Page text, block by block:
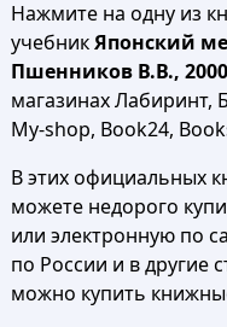
Нажмите на одну из
учебникЯпонский
Пшенников В.В., 2000
магазинах Лабиринт,
My-shop, Book24,
В этих официальных
можете недорого
или электронную по
по России и в другие
можно купить